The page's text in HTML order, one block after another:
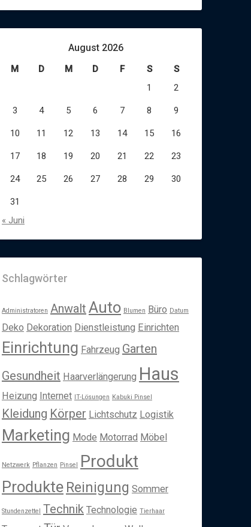
August 2026
M D M D F S
S
1
2
3 4 5 6 7 8 9
10 11 12 13 14 15 16
17 18 19 20 21 22 23
24 25 26 27 28 29 30
31
« Juni
Schlagwörter
Administratoren Anwalt Auto Blumen Büro Datum
Deko Dekoration Dienstleistung Einrichten
Einrichtung Fahrzeug Garten
Gesundheit Haarverlängerung Haus
Heizung Internet IT-Lösungen Kabuki Pinsel
Kleidung Körper Lichtschutz Logistik
Marketing Mode Motorrad Möbel
Netzwerk Pflanzen Pinsel Produkt
Produkte Reinigung Sommer
Stundenzettel Technik Technologie Tierhaar